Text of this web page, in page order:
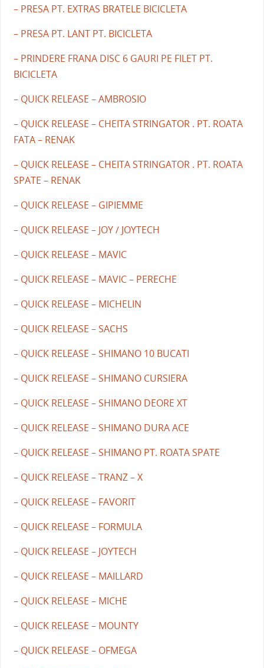
– PRESA PT. EXTRAS BRATELE BICICLETA
– PRESA PT. LANT PT. BICICLETA
– PRINDERE FRANA DISC 6 GAURI PE FILET PT.
BICICLETA
– QUICK RELEASE – AMBROSIO
– QUICK RELEASE – CHEITA STRINGATOR . PT. ROATA
FATA – RENAK
– QUICK RELEASE – CHEITA STRINGATOR . PT. ROATA
SPATE – RENAK
– QUICK RELEASE – GIPIEMME
– QUICK RELEASE – JOY / JOYTECH
– QUICK RELEASE – MAVIC
– QUICK RELEASE – MAVIC – PERECHE
– QUICK RELEASE – MICHELIN
– QUICK RELEASE – SACHS
– QUICK RELEASE – SHIMANO 10 BUCATI
– QUICK RELEASE – SHIMANO CURSIERA
– QUICK RELEASE – SHIMANO DEORE XT
– QUICK RELEASE – SHIMANO DURA ACE
– QUICK RELEASE – SHIMANO PT. ROATA SPATE
– QUICK RELEASE – TRANZ – X
– QUICK RELEASE – FAVORIT
– QUICK RELEASE – FORMULA
– QUICK RELEASE – JOYTECH
– QUICK RELEASE – MAILLARD
– QUICK RELEASE – MICHE
– QUICK RELEASE – MOUNTY
– QUICK RELEASE – OFMEGA